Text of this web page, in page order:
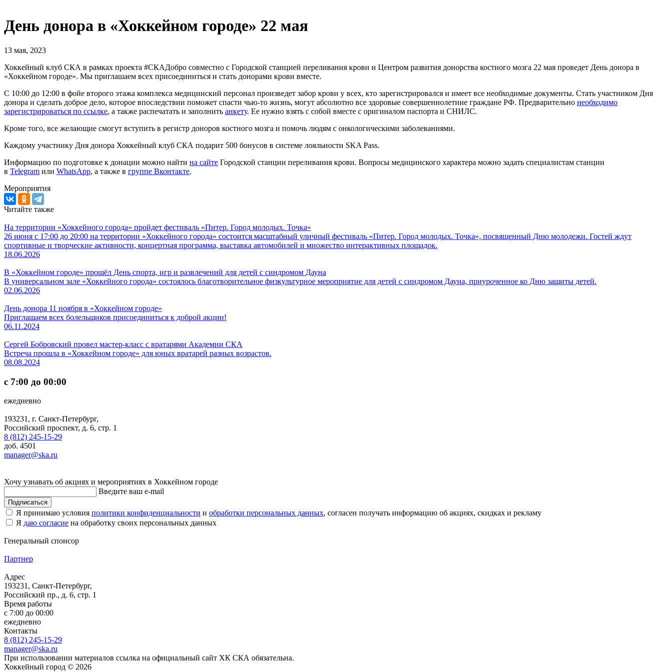
День донора в «Хоккейном городе» 22 мая
13 мая, 2023
Хоккейный клуб СКА в рамках проекта #СКАДобро совместно с Городской станцией переливания крови и Центром развития донорства костного мозга 22 мая проведет День донора в
«Хоккейном городе». Мы приглашаем всех присоединиться и стать донорами крови вместе.
С 10:00 до 12:00 в фойе второго этажа комплекса медицинский персонал произведет забор крови у всех, кто зарегистрировался и имеет все необходимые документы. Стать участником Дня
донора и сделать доброе дело, которое впоследствии поможет спасти чью-то жизнь, могут абсолютно все здоровые совершеннолетние граждане РФ. Предварительно необходимо
зарегистрироваться по ссылке, а также распечатать и заполнить анкету. Ее нужно взять с собой вместе с оригиналом паспорта и СНИЛС.
Кроме того, все желающие смогут вступить в регистр доноров костного мозга и помочь людям с онкологическими заболеваниями.
Каждому участнику Дня донора Хоккейный клуб СКА подарит 500 бонусов в системе лояльности SKA Pass.
Информацию по подготовке к донации можно найти на сайте Городской станции переливания крови. Вопросы медицинского характера можно задать специалистам станции
в Telegram или WhatsApp, а также в группе Вконтакте.
Мероприятия
Читайте также
На территории «Хоккейного города» пройдет фестиваль «Питер. Город молодых. Точка»
26 июня с 17:00 до 20:00 на территории «Хоккейного города» состоится масштабный уличный фестиваль «Питер. Город молодых. Точка», посвященный Дню молодежи. Гостей ждут
спортивные и творческие активности, концертная программа, выставка автомобилей и множество интерактивных площадок.
18.06.2026
В «Хоккейном городе» прошёл День спорта, игр и развлечений для детей с синдромом Дауна
В универсальном зале «Хоккейного города» состоялось благотворительное физкультурное мероприятие для детей с синдромом Дауна, приуроченное ко Дню защиты детей.
02.06.2026
День донора 11 ноября в «Хоккейном городе»
Приглашаем всех болельщиков присоединиться к доброй акции!
06.11.2024
Сергей Бобровский провел мастер-класс с вратарями Академии СКА
Встреча прошла в «Хоккейном городе» для юных вратарей разных возрастов.
08.08.2024
с 7:00 до 00:00
ежедневно
193231, г. Санкт-Петербург,
Российский проспект, д. 6, стр. 1
8 (812) 245-15-29
доб. 4501
manager@ska.ru
Хочу узнавать об акциях и мероприятиях в Хоккейном городе
Введите ваш e-mail
Подписаться
Я принимаю условия политики конфиденциальности и обработки персональных данных, согласен получать информацию об акциях, скидках и рекламу
Я даю согласие на обработку своих персональных данных
Генеральный спонсор
Партнер
Адрес
193231, Санкт-Петербург,
Российский пр., д. 6, стр. 1
Время работы
с 7:00 до 00:00
ежедневно
Контакты
8 (812) 245-15-29
manager@ska.ru
При использовании материалов ссылка на официальный сайт ХК СКА обязательна.
Хоккейный город © 2026